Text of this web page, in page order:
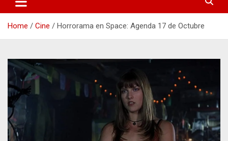
Home Cine Horrorama en Space: Agenda 17 de Octubre